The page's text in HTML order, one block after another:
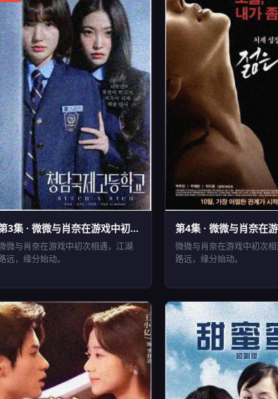
EP3 ⏱ 44分钟
3集 · 微微与肖奈在游戏中初...
微与肖奈在游戏中初次相遇，江湖
远，缘分始动。
EP4 ⏱ 45分钟
第4集 · 微微与肖奈在
微微与肖奈在游戏中初次
路远，缘分始动。